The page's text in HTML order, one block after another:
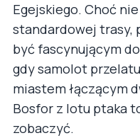
Egejskiego. Choć
standardowej trasy,
być fascynującym
gdy samolot
miastem łączącym
Bosfor z lotu ptaka
zobaczyć.